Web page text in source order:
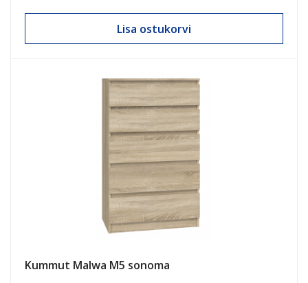
Lisa ostukorvi
Kummut Malwa M5 sonoma